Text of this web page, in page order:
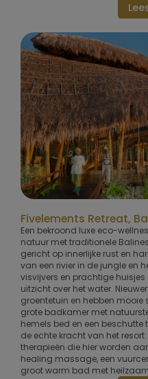
Fivelements Retreat,
Een bekroond luxe eco-
natuur met traditionele
gericht op innerlijke rust en
van een rivier in de jungle en
visvijvers en prachtige
uitzicht over het water.
groentetuin en hebben mooie
grote badkamer met
hemels bed en een
de echte kracht van het
therapieën die hier worden
healing massage, een
groot warm bad met